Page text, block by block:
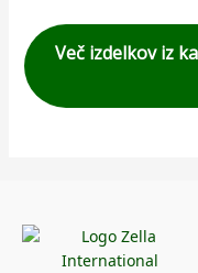
Več izdelkov iz